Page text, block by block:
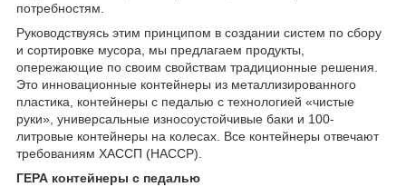
потребностям.
Руководствуясь этим принципом в создании систем по сбору
и сортировке мусора, мы предлагаем продукты,
опережающие по своим свойствам традиционные решения.
Это инновационные контейнеры из металлизированного
пластика, контейнеры с педалью с технологией «чистые
руки», универсальные износоустойчивые баки и 100-
литровые контейнеры на колесах. Все контейнеры отвечают
требованиям ХАССП (HACCP).
ГЕРА контейнеры с педалью